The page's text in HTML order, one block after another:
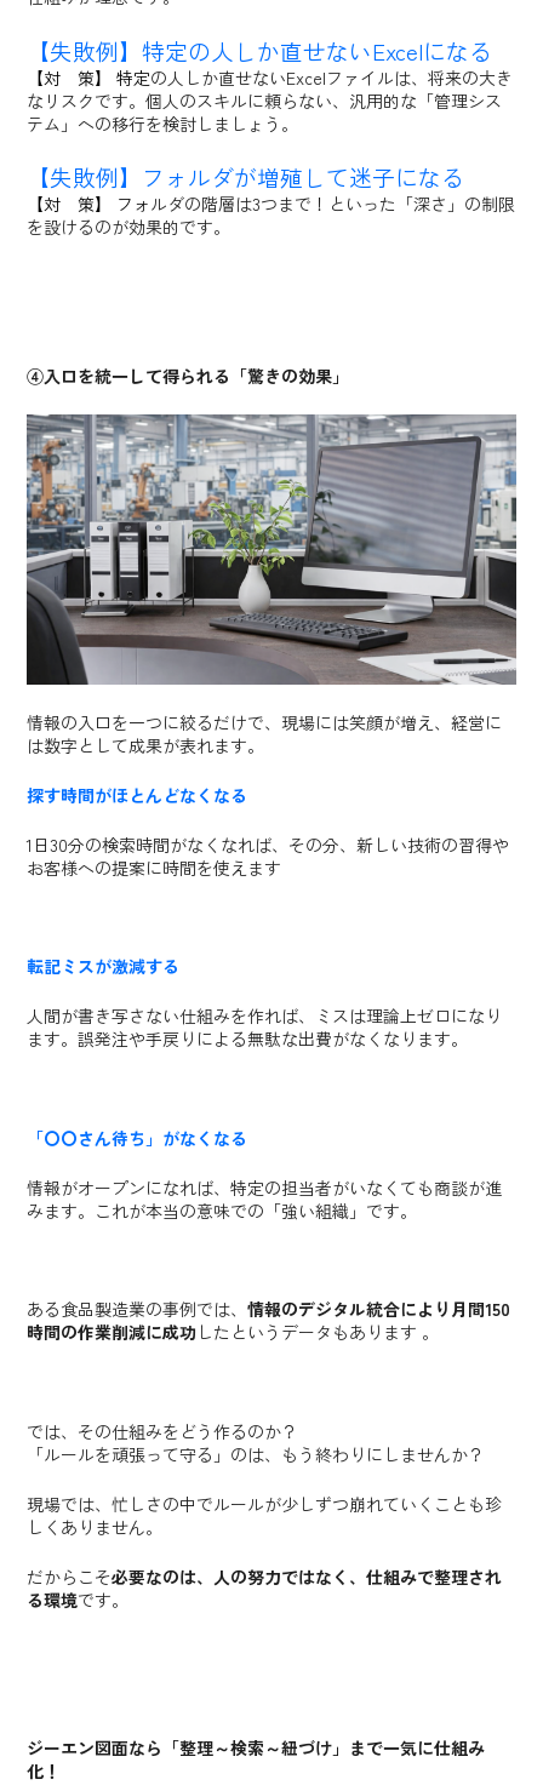
【失敗例】特定の人しか直せないExcelになる
【対 策】 特定の人しか直せないExcelファイルは、将来の大き
なリスクです。個人のスキルに頼らない、汎用的な「管理シス
テム」への移行を検討しましょう。
【失敗例】フォルダが増殖して迷子になる
【対 策】 フォルダの階層は3つまで！といった「深さ」の制限
を設けるのが効果的です。
④入口を統一して得られる「驚きの効果」
情報の入口を一つに絞るだけで、現場には笑顔が増え、経営に
は数字として成果が表れます。
探す時間がほとんどなくなる
1日30分の検索時間がなくなれば、その分、新しい技術の習得や
お客様への提案に時間を使えます
転記ミスが激減する
人間が書き写さない仕組みを作れば、ミスは理論上ゼロになり
ます。誤発注や手戻りによる無駄な出費がなくなります。
「〇〇さん待ち」がなくなる
情報がオープンになれば、特定の担当者がいなくても商談が進
みます。これが本当の意味での「強い組織」です。
ある食品製造業の事例では、情報のデジタル統合により月間150
時間の作業削減に成功 したというデータもあります 。
では、その仕組みをどう作るのか？
「ルールを頑張って守る」のは、もう終わりにしませんか？
現場では、忙しさの中でルールが少しずつ崩れていくことも珍
しくありません。
だからこそ必要なのは、 人の努力ではなく、仕組みで整理され
る環境です。
ジーエン図面なら「整理～検索～紐づけ」まで一気に仕組み
化！